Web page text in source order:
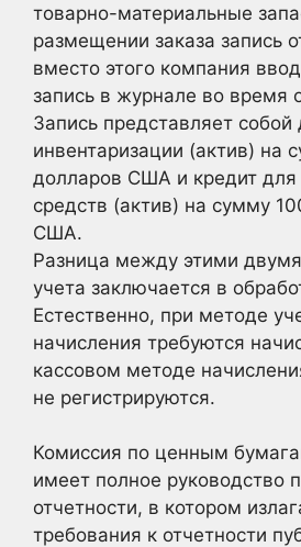
товарно-материальные
размещении заказа запись
вместо этого компания
запись в журнале во время
Запись представляет собой
инвентаризации (актив) на
долларов США и кредит
средств (актив) на сумму
США.
Разница между этими
учета заключается в
Естественно, при методе
начисления требуются
кассовом методе
не регистрируются.
Комиссия по ценным
имеет полное руководство
отчетности, в котором
требования к отчетности